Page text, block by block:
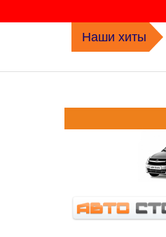
Наши хиты